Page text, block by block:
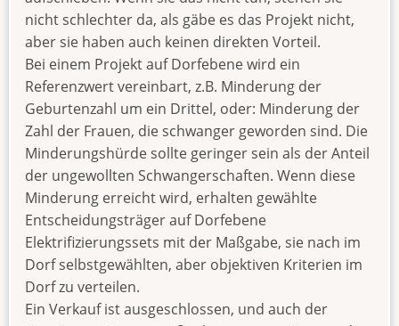
nicht schlechter da, als gäbe es das Projekt nicht,
aber sie haben auch keinen direkten Vorteil.
Bei einem Projekt auf Dorfebene wird ein
Referenzwert vereinbart, z.B. Minderung der
Geburtenzahl um ein Drittel, oder: Minderung der
Zahl der Frauen, die schwanger geworden sind. Die
Minderungshürde sollte geringer sein als der Anteil
der ungewollten Schwangerschaften. Wenn diese
Minderung erreicht wird, erhalten gewählte
Entscheidungsträger auf Dorfebene
Elektrifizierungssets mit der Maßgabe, sie nach im
Dorf selbstgewählten, aber objektiven Kriterien im
Dorf zu verteilen.
Ein Verkauf ist ausgeschlossen, und auch der